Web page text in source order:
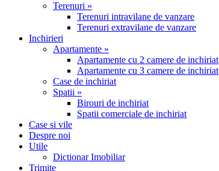
Terenuri »
Terenuri intravilane de vanzare
Terenuri extravilane de vanzare
Inchirieri
Apartamente »
Apartamente cu 2 camere de inchiriat
Apartamente cu 3 camere de inchiriat
Case de inchiriat
Spatii »
Birouri de inchiriat
Spatii comerciale de inchiriat
Case si vile
Despre noi
Utile
Dictionar Imobiliar
Trimite